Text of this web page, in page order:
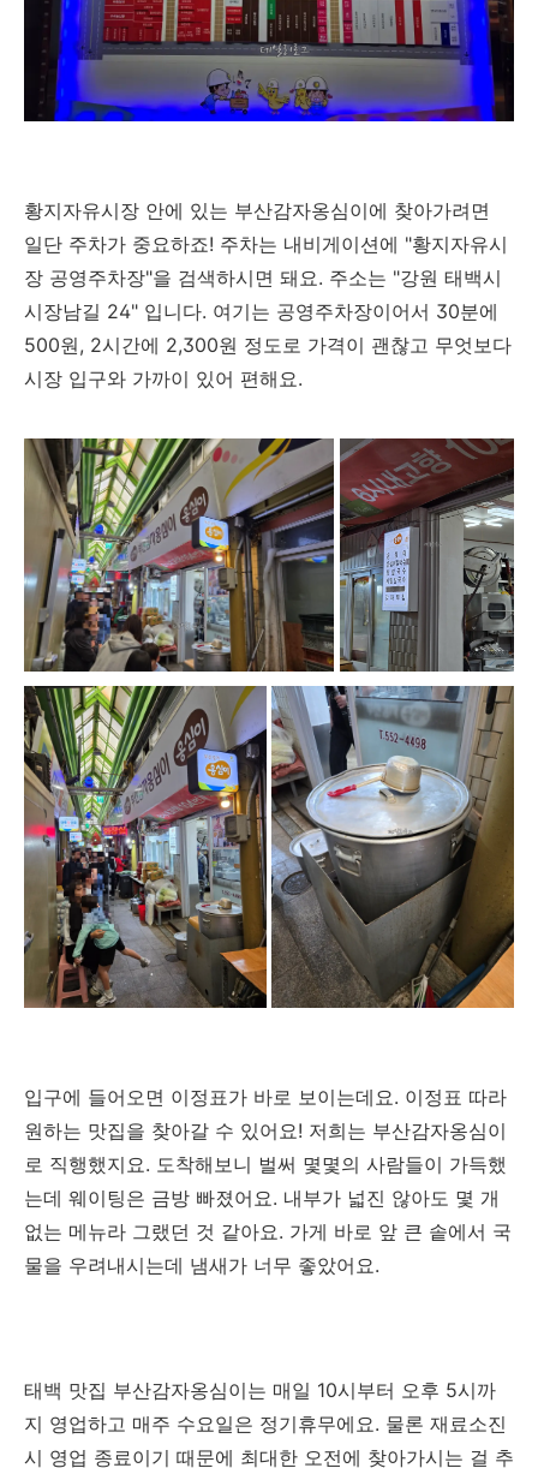
황지자유시장 안에 있는 부산감자옹심이에 찾아가려면
일단 주차가 중요하죠! 주차는 내비게이션에 "황지자유시
장 공영주차장"을 검색하시면 돼요. 주소는 "강원 태백시
시장남길 24" 입니다. 여기는 공영주차장이어서 30분에
500원, 2시간에 2,300원 정도로 가격이 괜찮고 무엇보다
시장 입구와 가까이 있어 편해요.
입구에 들어오면 이정표가 바로 보이는데요. 이정표 따라
원하는 맛집을 찾아갈 수 있어요! 저희는 부산감자옹심이
로 직행했지요. 도착해보니 벌써 몇몇의 사람들이 가득했
는데 웨이팅은 금방 빠졌어요. 내부가 넓진 않아도 몇 개
없는 메뉴라 그랬던 것 같아요. 가게 바로 앞 큰 솥에서 국
물을 우려내시는데 냄새가 너무 좋았어요.
태백 맛집 부산감자옹심이는 매일 10시부터 오후 5시까
지 영업하고 매주 수요일은 정기휴무에요. 물론 재료소진
시 영업 종료이기 때문에 최대한 오전에 찾아가시는 걸 추